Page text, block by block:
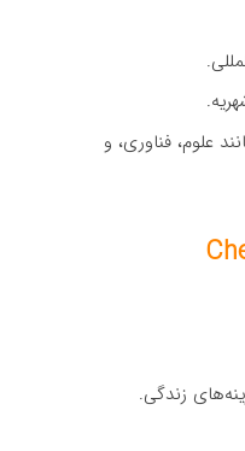
علوم، فناوری، و
زندگی.